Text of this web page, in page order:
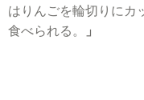
はりんごを輪切りにカ
食べられる。
」